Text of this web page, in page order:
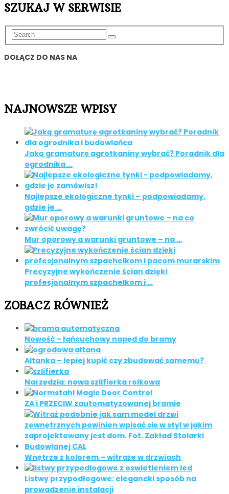
SZUKAJ W SERWISIE
DOŁĄCZ DO NAS NA
NAJNOWSZE WPISY
Jaką gramaturę agrotkaniny wybrać? Poradnik dla
ogrodnika …
Najlepsze ekologiczne tynki – podpowiadamy,
gdzie je …
Mur oporowy a warunki gruntowe – na …
Precyzyjne wykończenie ścian dzięki
profesjonalnym szpachelkom i …
ZOBACZ RÓWNIEŻ
Nowość – łańcuchowy napęd do bramy
Altanka – lepiej kupić czy zbudować samemu?
Narzędzia: nowa szlifierka rolkowa
ZA i PRZECIW zautomatyzowanej bramie
Wnętrze z kolorem – witraże w drzwiach
Listwy przypodłogowe: elegancki sposób na
prowadzenie instalacji